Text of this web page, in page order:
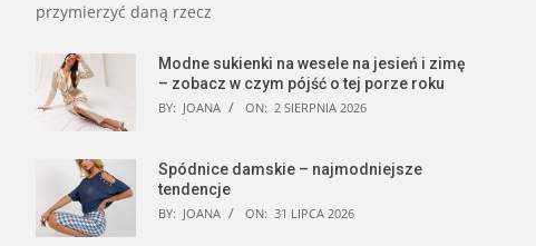
przymierzyć daną rzecz
Modne sukienki na wesele na jesień i zimę
– zobacz w czym pójść o tej porze roku
BY: JOANA ON: 2 SIERPNIA 2026
Spódnice damskie – najmodniejsze
tendencje
BY: JOANA ON: 31 LIPCA 2026